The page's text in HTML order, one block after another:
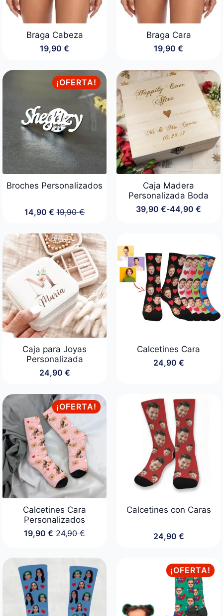
Braga Cabeza
19,90 €
Braga Cara
19,90 €
¡OFERTA!
Broches Personalizados
19,90€
El
original
era:
19,90 €.
14,90 € El
actual
es:
14,90 €.
Caja Madera
Personalizada Boda
39,90 €-44,90 €
Rango
39,90 €
hasta
44,90 €
Caja para Joyas
Personalizada
24,90 €
Calcetines Cara
24,90 €
¡OFERTA!
Calcetines Cara
Personalizados
24,90€
El
original
24,90 €.
19,90€ El
actual
19,90 €.
Calcetines con Caras
24,90 €
¡OFERTA!